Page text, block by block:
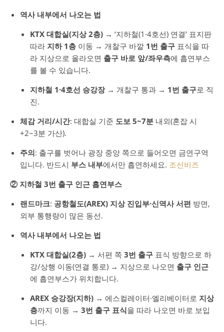
역사 내부에서 나오는 법
KTX 대합실(지상 2층) → ‘지하철(1·4호선) 연결’ 표지판
따라 지하 1층 이동 → 개찰구 바깥 1번 출구 표식을 따
라 지상으로 올라오면 출구 바로 앞/좌우측에 흡연부스
를 볼 수 있습니다.
지하철 1·4호선 승강장→ 개찰구 통과 → 1번 출구로 직
진.
체감 거리/시간: 대합실 기준 도보 5~7분 내외(혼잡 시
+2~3분 가산).
주의: 출구를 벗어나 광장 중앙 쪽으로 들어오면 금연구역
입니다. 반드시 부스 내부에서만 흡연하세요. 조선비즈
② 지하철 3번 출구 인근 흡연부스
랜드마크: 공항철도(AREX) 지상 진입부·신역사 서편 방면,
외부 통행량이 많은 동선.
역사 내부에서 나오는 법
KTX 대합실(2층) → 서편 쪽 3번 출구 표식 방향으로 하
강/상행 이동(연결 통로) → 지상으로 나오면 출구 인근
에 흡연부스가 위치합니다.
AREX 승강장(지하) → 에스컬레이터·엘리베이터로 지상
층까지 이동 → 3번 출구 표식을 따라 나오면 바로 보입
니다.